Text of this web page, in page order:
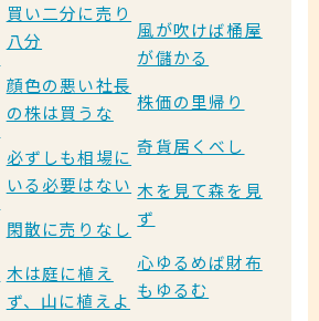
買い二分に売り
八分
顔色の悪い社長
の株は買うな
必ずしも相場に
いる必要はない
閑散に売りなし
木は庭に植え
ず、山に植えよ
風が吹けば桶屋
が儲かる
株価の里帰り
奇貨居くべし
木を見て森を見
ず
心ゆるめば財布
もゆるむ